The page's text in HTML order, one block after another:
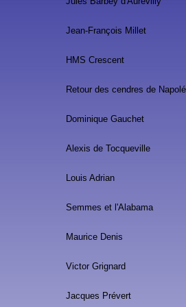
Retour des cendres de
Dominique Gauchet
HMS Crescent
Alexis de Tocqueville
Jean-François Millet
Semmes et l'Alabama
Louis Adrian
Maurice Denis
Victor Grignard
Jacques Prévert